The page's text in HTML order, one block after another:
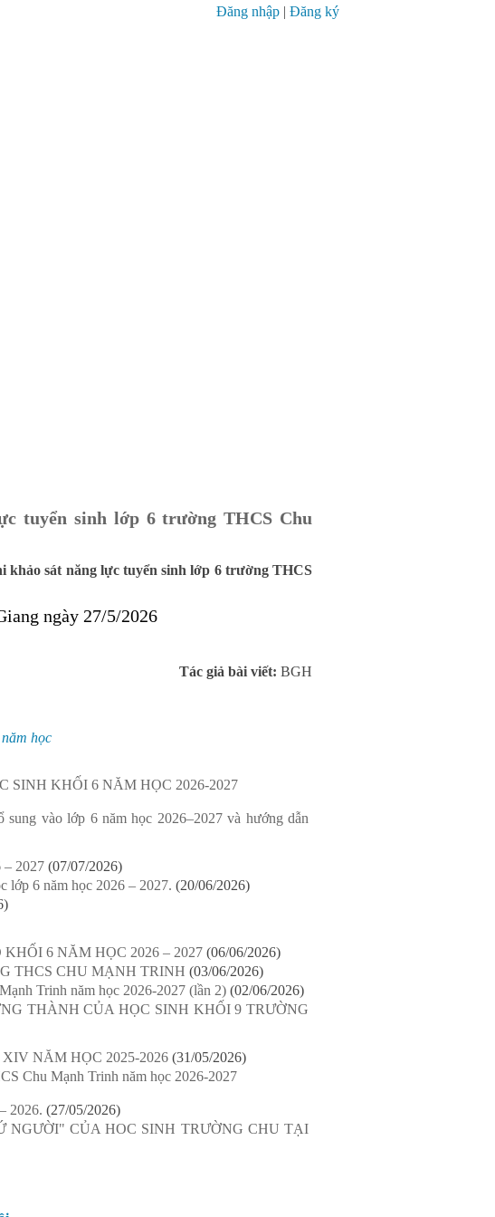
Đăng nhập | Đăng ký
tuyển sinh lớp 6 trường THCS Chu
sát năng lực tuyển sinh lớp 6 trường THCS
ngày 27/5/2026
Tác giả bài viết: BGH
năm học
SINH KHỐI 6 NĂM HỌC 2026-2027
vào lớp 6 năm học 2026–2027 và hướng dẫn
– 2027 (07/07/2026)
lớp 6 năm học 2026 – 2027. (20/06/2026)
6 NĂM HỌC 2026 – 2027 (06/06/2026)
THCS CHU MẠNH TRINH (03/06/2026)
Trinh năm học 2026-2027 (lần 2) (02/06/2026)
THÀNH CỦA HỌC SINH KHỐI 9 TRƯỜNG
NĂM HỌC 2025-2026 (31/05/2026)
Chu Mạnh Trinh năm học 2026-2027
2026. (27/05/2026)
CỦA HOC SINH TRƯỜNG CHU TẠI